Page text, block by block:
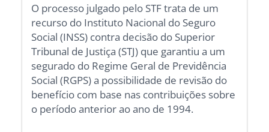
O processo julgado pelo STF trata de um
recurso do Instituto Nacional do Seguro
Social (INSS) contra decisão do Superior
Tribunal de Justiça (STJ) que garantiu a um
segurado do Regime Geral de Previdência
Social (RGPS) a possibilidade de revisão do
benefício com base nas contribuições sobre
o período anterior ao ano de 1994.